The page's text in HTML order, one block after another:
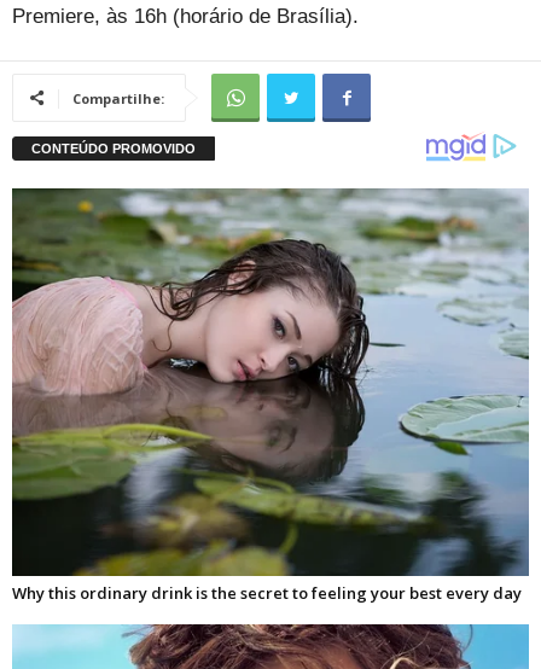
Premiere, às 16h (horário de Brasília).
Compartilhe: